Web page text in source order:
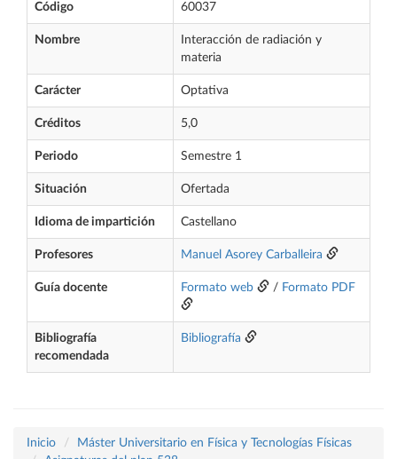
Código 60037
Nombre
Interacción de radiación y
materia
Carácter Optativa
Créditos 5,0
Periodo Semestre 1
Situación Ofertada
Idioma de impartición Castellano
Profesores Manuel Asorey Carballeira
Guía docente Formato web / Formato PDF
Bibliografía
recomendada
Bibliografía
Inicio
Máster Universitario en Física y Tecnologías Físicas